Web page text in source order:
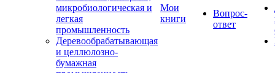
микробиологическая и
легкая
промышленность
Деревообрабатывающая
и целлюлозно-
бумажная
Мои
книги
Вопрос-
ответ